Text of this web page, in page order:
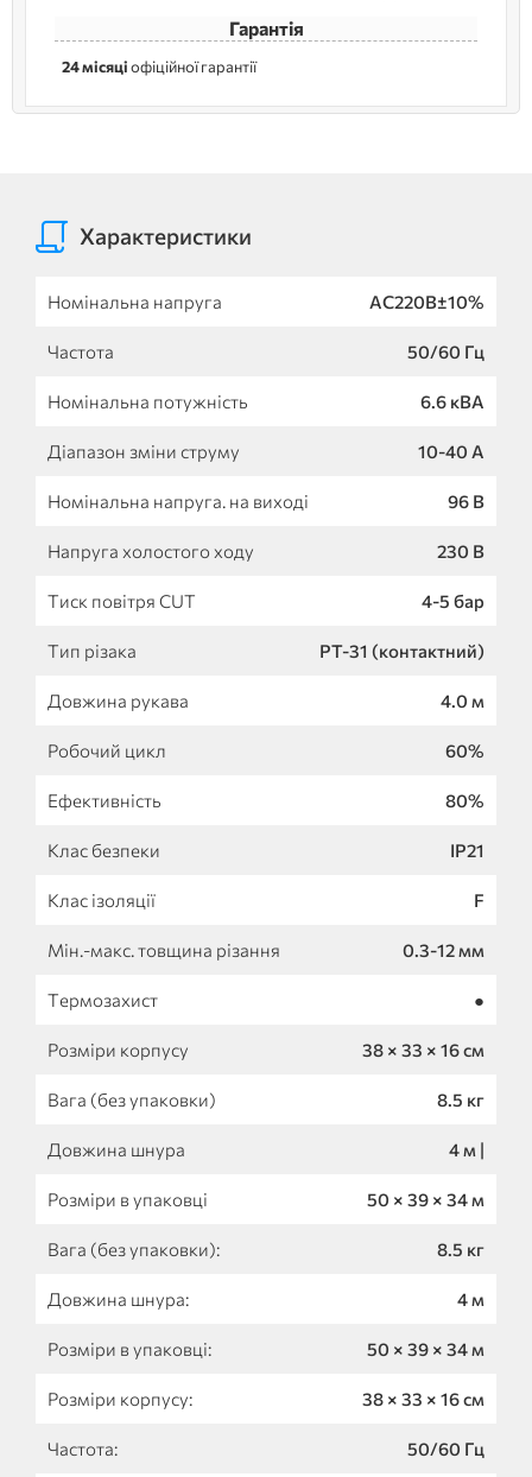
Гарантія
24 місяціофіційної гарантії
Характеристики
Номінальна напруга AC220B±10%
Частота 50/60 Гц
Номінальна потужність 6.6 кВА
Діапазон зміни струму 10-40 A
Номінальна напруга. на виході 96 B
Напруга холостого ходу 230 B
Тиск повітря CUT 4-5 бар
Тип різака PT-31 (контактний)
Довжина рукава 4.0 м
Робочий цикл 60%
Ефективність 80%
Клас безпеки IP21
Клас ізоляції F
Мін.-макс. товщина різання 0.3-12 мм
Термозахист ●
Розміри корпусу 38 × 33 × 16 см
Вага (без упаковки) 8.5 кг
Довжина шнура 4 м |
Розміри в упаковці 50 × 39 × 34 м
Вага (без упаковки): 8.5 кг
Довжина шнура: 4 м
Розміри в упаковці: 50 × 39 × 34 м
Розміри корпусу: 38 × 33 × 16 см
Частота: 50/60 Гц